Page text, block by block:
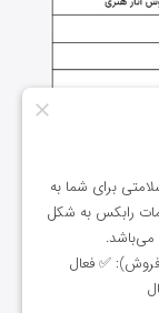
نقدینگی
به صورت
این حوزه
شناخته